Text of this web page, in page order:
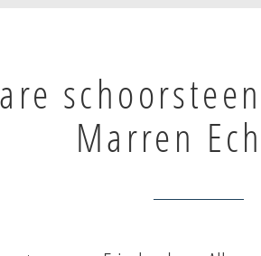
Marren